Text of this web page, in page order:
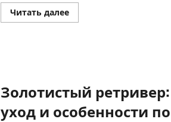
Читать далееПрочитать
больше
анатомии
уходу
Золотистый
уход и особенности